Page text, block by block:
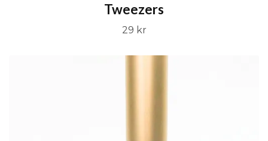
Tweezers
29 kr